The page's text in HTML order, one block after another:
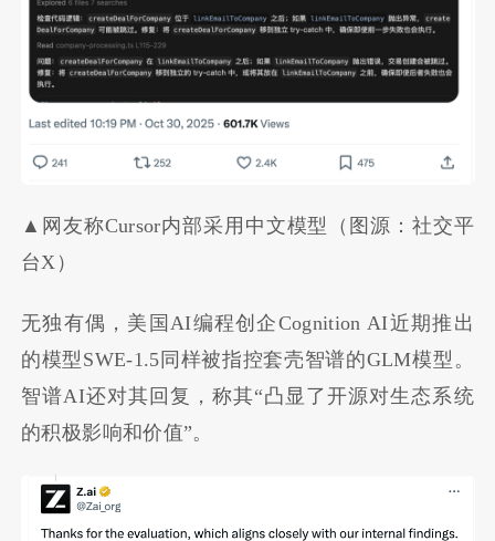
▲网友称Cursor内部采用中文模型（图源：社交平
台X）
无独有偶，美国AI编程创企Cognition AI近期推出
的模型SWE-1.5同样被指控套壳智谱的GLM模型。
智谱AI还对其回复，称其“凸显了开源对生态系统
的积极影响和价值”。